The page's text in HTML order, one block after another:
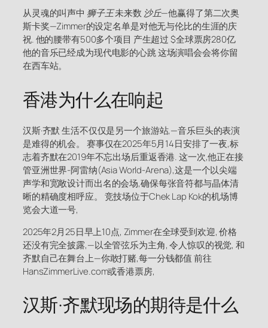
从灵魂的叫声中 狮子王未来数沙丘—他赢得了第二次奥
斯卡奖—Zimmer的设定名单是对他无与伦比的生涯的庆
祝. 他的腰带有500多个项目 产生超过 $全球票房280亿
他的音乐已经成为现代电影的心跳 这场演唱会会将你留
在西车站。
香港为什么在响起
汉斯·齐默 生活不仅仅是另一个旅游站,—音乐巨头的表演
是难得的机会。 赛事仅在2025年5月14日安排了一夜,标
志着齐默在2019年不忘出场后重返香港. 这一次,他正在接
管亚洲世界-阿雷纳(Asia World-Arena),这是一个以尖端
声学和宽敞设计而出名的会场,确保每张音符都与晶体清
晰的精确度相呼应。 竞技场位于Chek Lap Kok的机场博
览会大道一号,
2025年2月25日早上10点, Zimmer在全球受到欢迎, 价格
还没有完全披露,—以全管弦乐为主角, 令人惊叹的视觉, 和
齐默自己在舞台上—你敢打赌,每一分钱都值 前往
HansZimmerLive.com或香港票房,
汉斯·齐默现场的期待是什么